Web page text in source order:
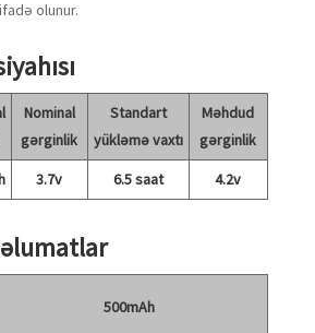
olunur.
Nominal
gərginlik
Standart
yükləmə vaxtı
Məhdud
gərginlik
3.7v 6.5 saat 4.2v
500mAh